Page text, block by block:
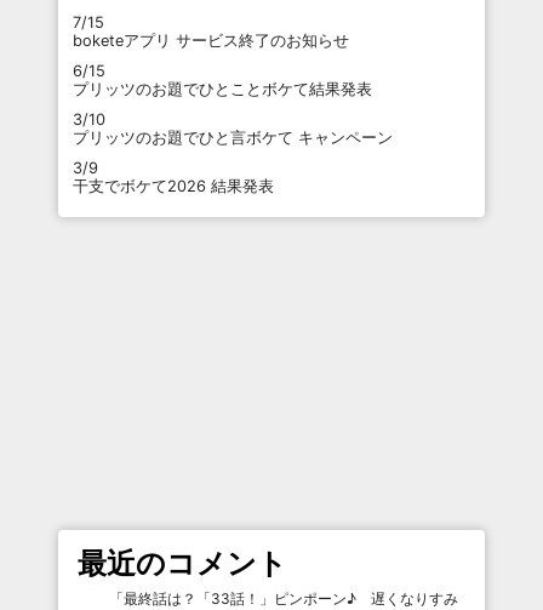
7/15
boketeアプリ サービス終了のお知らせ
6/15
プリッツのお題でひとことボケて結果発表
3/10
プリッツのお題でひと言ボケて キャンペーン
3/9
干支でボケて2026 結果発表
最近のコメント
「最終話は？「33話！」ピンポーン♪ 遅くなりすみ